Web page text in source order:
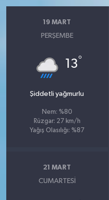
19 MART
PERŞEMBE
13°
Şiddetli yağmurlu
Nem: %80
Rüzgar: 27 km/h
Yağış Olasılığı: %87
21 MART
CUMARTESI